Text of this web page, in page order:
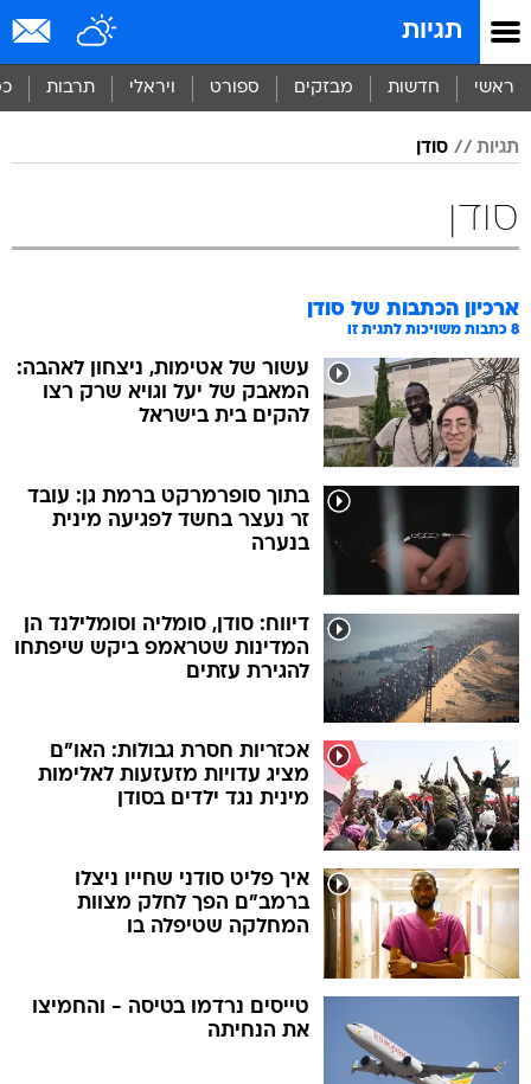
תגיות
ראשי חדשות מבזקים ספורט ויראלי תרבות
תגיות סודן
סודן
ארכיון הכתבות של סודן
8 כתבות משויכות לתגית זו
עשור של אטימות, ניצחון לאהבה:
המאבק של יעל וגויא שרק רצו
להקים בית בישראל
בתוך סופרמרקט ברמת גן: עובד
זר נעצר בחשד לפגיעה מינית
בנערה
דיווח: סודן, סומליה וסומלילנד הן
המדינות שטראמפ ביקש שיפתחו
להגירת עזתים
אכזריות חסרת גבולות: האו"ם
מציג עדויות מזעזעות לאלימות
מינית נגד ילדים בסודן
איך פליט סודני שחייו ניצלו
ברמב"ם הפך לחלק מצוות
המחלקה שטיפלה בו
טייסים נרדמו בטיסה - והחמיצו
את הנחיתה